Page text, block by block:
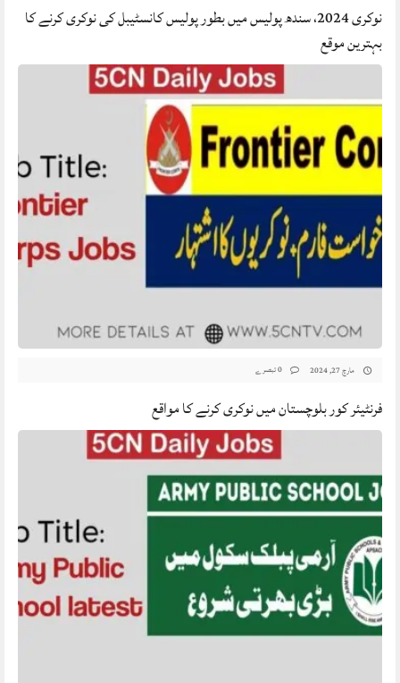
نوکری 2024، سندھ پولیس میں بطور پولیس کانسٹیبل کی نوکری کرنے کا
بہترین موقع
مارچ 27, 2024
فرنٹیئر کور بلوچستان میں نوکری کرنے کا مواقع